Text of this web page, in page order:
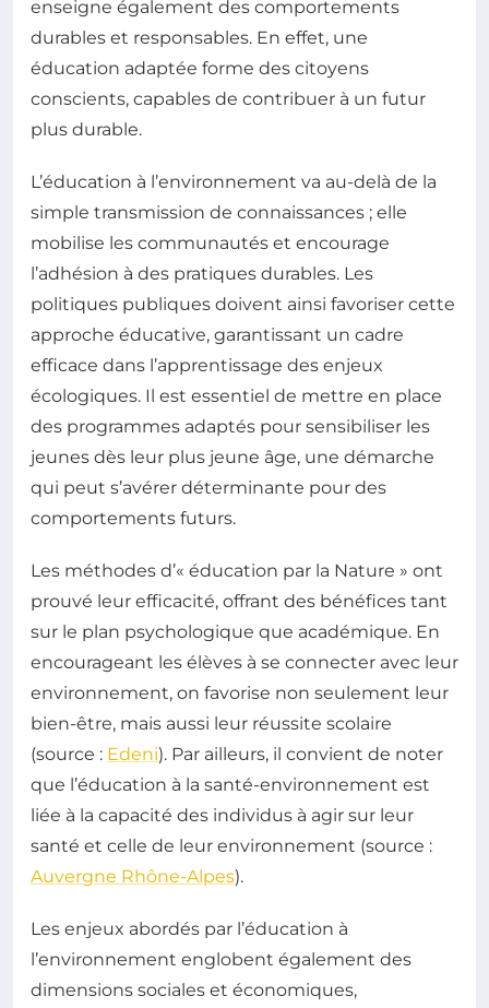
enseigne également des comportements
durables et responsables. En effet, une
éducation adaptée forme des citoyens
conscients, capables de contribuer à un futur
plus durable.
L’éducation à l’environnement va au-delà de la
simple transmission de connaissances ; elle
mobilise les communautés et encourage
l’adhésion à des pratiques durables. Les
politiques publiques doivent ainsi favoriser cette
approche éducative, garantissant un cadre
efficace dans l’apprentissage des enjeux
écologiques. Il est essentiel de mettre en place
des programmes adaptés pour sensibiliser les
jeunes dès leur plus jeune âge, une démarche
qui peut s’avérer déterminante pour des
comportements futurs.
Les méthodes d’« éducation par la Nature » ont
prouvé leur efficacité, offrant des bénéfices tant
sur le plan psychologique que académique. En
encourageant les élèves à se connecter avec leur
environnement, on favorise non seulement leur
bien-être, mais aussi leur réussite scolaire
(source : Edeni). Par ailleurs, il convient de noter
que l’éducation à la santé-environnement est
liée à la capacité des individus à agir sur leur
santé et celle de leur environnement (source :
Auvergne Rhône-Alpes).
Les enjeux abordés par l’éducation à
l’environnement englobent également des
dimensions sociales et économiques,